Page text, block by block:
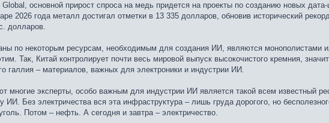
Global, основной прирост спроса на медь придется на проекты по созданию новых
2026 года металл достигал отметки в 13 335 долларов, обновив исторический
долларов.
по некоторым ресурсам, необходимым для создания ИИ, являются монополистами
Так, Китай контролирует почти весь мировой выпуск высокочистого кремния,
галлия – материалов, важных для электроники и индустрии ИИ.
многие эксперты, особо важным для индустрии ИИ является такой всем известный
ИИ. Без электричества вся эта инфраструктура – лишь груда дорогого, но
Потом – нефть. А сегодня и завтра – электричество.